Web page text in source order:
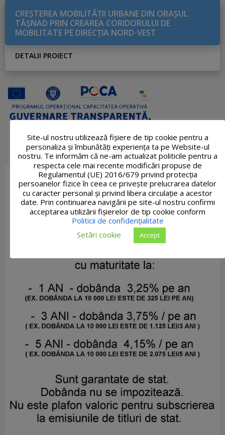
CREŞTEREA MOBILITĂŢII URBANE DIN ORAŞUL
TĂŞNAD PRIN CREAREA CORIDORULUI DE
MOBILITATE PE DIRECŢIA NORD-VEST
DETALII PROIECT
Site-ul nostru utilizează fişiere de tip cookie pentru a
personaliza și îmbunătăți experiența ta pe Website-ul
nostru. Te informăm că ne-am actualizat politicile pentru a
respecta cele mai recente modificări propuse de
Regulamentul (UE) 2016/679 privind protecția
persoanelor fizice în ceea ce privește prelucrarea datelor
cu caracter personal și privind libera circulație a acestor
date. Prin continuarea navigării pe site-ul nostru confirmi
acceptarea utilizării fişierelor de tip cookie conform
Politicii de confidențialitate
Setări cookie
Accept